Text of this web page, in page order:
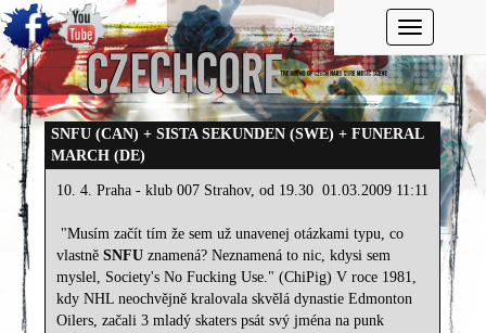
Toggle
SNFU (CAN) + SISTA SEKUNDEN (SWE) + FUNERAL
MARCH (DE)
01.03.2009 11:11
10. 4. Praha - klub 007 Strahov, od 19.30
"Musím začít tím že sem už unavenej otázkami typu, co
vlastněSNFUznamená? Neznamená to nic, kdysi sem
myslel, Society's No Fucking Use." (ChiPig) V roce 1981,
kdy NHL neochvějně kralovala skvělá dynastie Edmonton
Oilers, začali 3 mladý skaters psát svý jména na punk